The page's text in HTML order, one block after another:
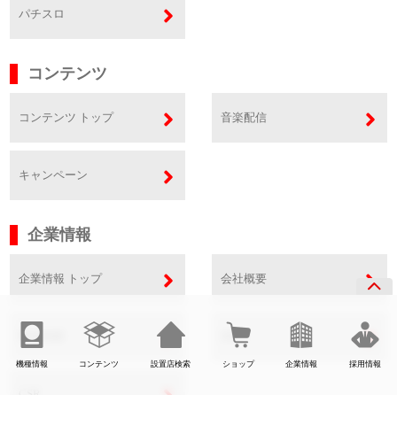
機種情報 コンテンツ 設置店検索 ショップ 企業情報 採用情報
パチスロ
コンテンツ
コンテンツ トップ 音楽配信
キャンペーン
企業情報
企業情報 トップ 会社概要
事業内容 SDGs